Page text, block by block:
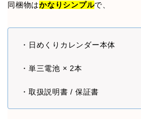
同梱物はかなりシンプルで、
・日めくりカレンダー本体
・単三電池 × 2本
・取扱説明書 / 保証書